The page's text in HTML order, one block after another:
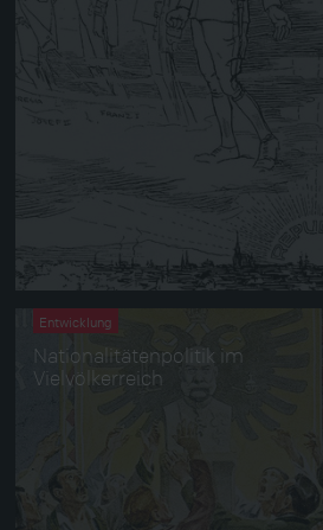
Entwicklung
Nationalitätenpolitik im
Vielvölkerreich